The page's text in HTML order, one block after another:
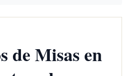
de Misas en